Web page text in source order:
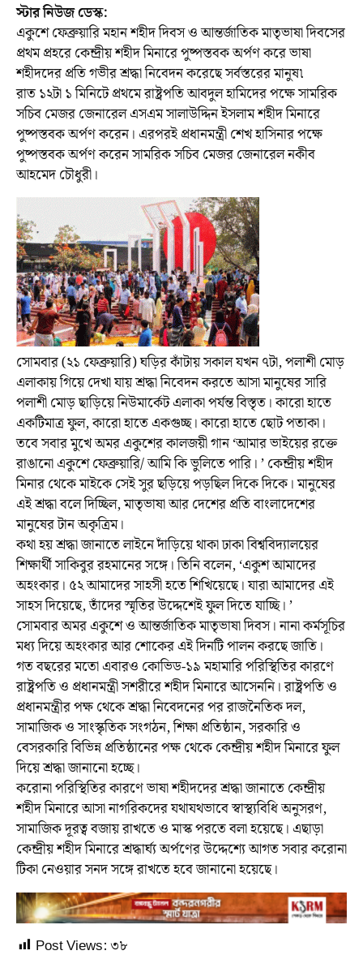
স্টার নিউজ ডেস্ক:
একুশে ফেব্রুয়ারি মহান শহীদ দিবস ও আন্তর্জাতিক মাতৃভাষা দিবসের
প্রথম প্রহরে কেন্দ্রীয় শহীদ মিনারে পুষ্পস্তবক অর্পণ করে ভাষা
শহীদদের প্রতি গভীর শ্রদ্ধা নিবেদন করেছে সর্বস্তরের মানুষ৷
রাত ১২টা ১ মিনিটে প্রথমে রাষ্ট্রপতি আবদুল হামিদের পক্ষে সামরিক
সচিব মেজর জেনারেল এসএম সালাউদ্দিন ইসলাম শহীদ মিনারে
পুষ্পস্তবক অর্পণ করেন। এরপরই প্রধানমন্ত্রী শেখ হাসিনার পক্ষে
পুষ্পস্তবক অর্পণ করেন সামরিক সচিব মেজর জেনারেল নকীব
আহমেদ চৌধুরী।
সোমবার (২১ ফেব্রুয়ারি) ঘড়ির কাঁটায় সকাল যখন ৭টা, পলাশী মোড়
এলাকায় গিয়ে দেখা যায় শ্রদ্ধা নিবেদন করতে আসা মানুষের সারি
পলাশী মোড় ছাড়িয়ে নিউমার্কেট এলাকা পর্যন্ত বিস্তৃত। কারো হাতে
একটিমাত্র ফুল, কারো হাতে একগুচ্ছ। কারো হাতে ছোট পতাকা।
তবে সবার মুখে অমর একুশের কালজয়ী গান ‘আমার ভাইয়ের রক্তে
রাঙানো একুশে ফেব্রুয়ারি/ আমি কি ভুলিতে পারি। ’ কেন্দ্রীয় শহীদ
মিনার থেকে মাইকে সেই সুর ছড়িয়ে পড়ছিল দিকে দিকে। মানুষের
এই শ্রদ্ধা বলে দিচ্ছিল, মাতৃভাষা আর দেশের প্রতি বাংলাদেশের
মানুষের টান অকৃত্রিম।
কথা হয় শ্রদ্ধা জানাতে লাইনে দাঁড়িয়ে থাকা ঢাকা বিশ্ববিদ্যালয়ের
শিক্ষার্থী সাকিবুর রহমানের সঙ্গে। তিনি বলেন, ‘একুশ আমাদের
অহংকার। ৫২ আমাদের সাহসী হতে শিখিয়েছে। যারা আমাদের এই
সাহস দিয়েছে, তাঁদের স্মৃতির উদ্দেশেই ফুল দিতে যাচ্ছি। ’
সোমবার অমর একুশে ও আন্তর্জাতিক মাতৃভাষা দিবস। নানা কর্মসূচির
মধ্য দিয়ে অহংকার আর শোকের এই দিনটি পালন করছে জাতি।
গত বছরের মতো এবারও কোভিড-১৯ মহামারি পরিস্থিতির কারণে
রাষ্ট্রপতি ও প্রধানমন্ত্রী সশরীরে শহীদ মিনারে আসেননি। রাষ্ট্রপতি ও
প্রধানমন্ত্রীর পক্ষ থেকে শ্রদ্ধা নিবেদনের পর রাজনৈতিক দল,
সামাজিক ও সাংস্কৃতিক সংগঠন, শিক্ষা প্রতিষ্ঠান, সরকারি ও
বেসরকারি বিভিন্ন প্রতিষ্ঠানের পক্ষ থেকে কেন্দ্রীয় শহীদ মিনারে ফুল
দিয়ে শ্রদ্ধা জানানো হচ্ছে।
করোনা পরিস্থিতির কারণে ভাষা শহীদদের শ্রদ্ধা জানাতে কেন্দ্রীয়
শহীদ মিনারে আসা নাগরিকদের যথাযথভাবে স্বাস্থ্যবিধি অনুসরণ,
সামাজিক দূরত্ব বজায় রাখতে ও মাস্ক পরতে বলা হয়েছে। এছাড়া
কেন্দ্রীয় শহীদ মিনারে শ্রদ্ধার্ঘ্য অর্পণের উদ্দেশ্যে আগত সবার করোনা
টিকা নেওয়ার সনদ সঙ্গে রাখতে হবে জানানো হয়েছে।
Post Views:৩৮